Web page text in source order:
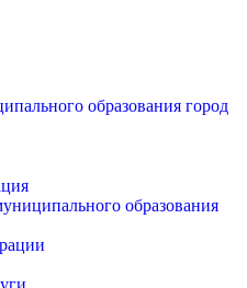
образования город
образования